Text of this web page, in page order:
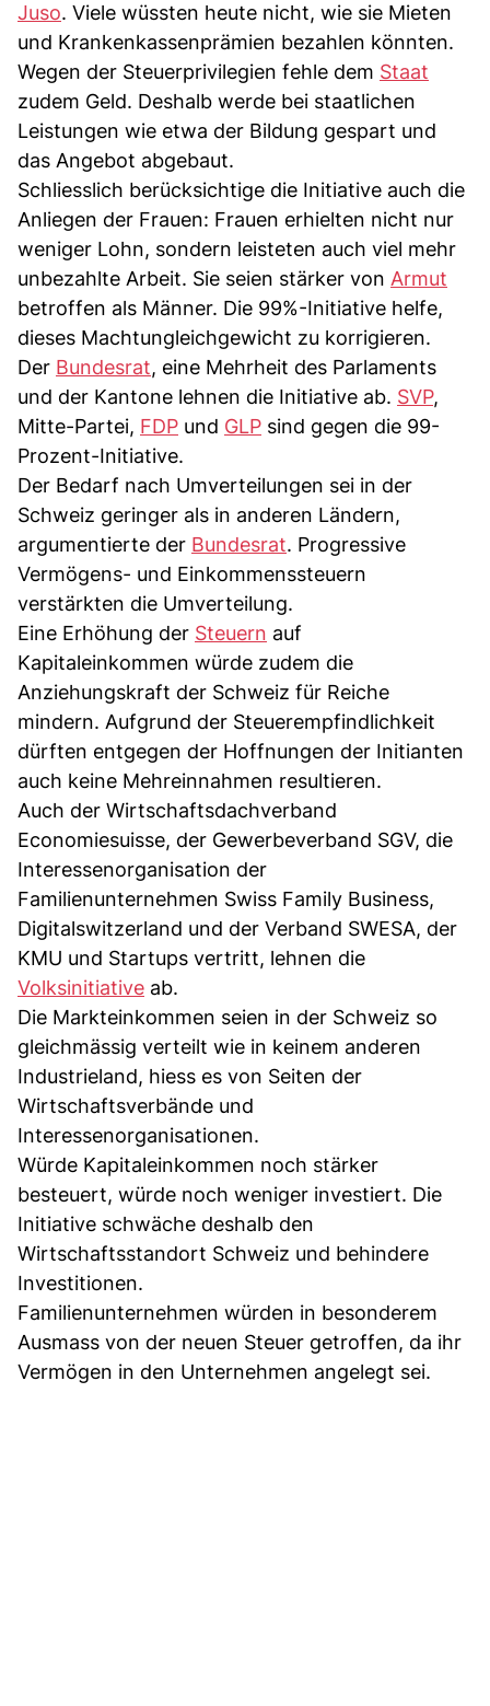
Juso. Viele wüssten heute nicht, wie sie Mieten
und Krankenkassenprämien bezahlen könnten.
Wegen der Steuerprivilegien fehle dem Staat
zudem Geld. Deshalb werde bei staatlichen
Leistungen wie etwa der Bildung gespart und
das Angebot abgebaut.
Schliesslich berücksichtige die Initiative auch die
Anliegen der Frauen: Frauen erhielten nicht nur
weniger Lohn, sondern leisteten auch viel mehr
unbezahlte Arbeit. Sie seien stärker von Armut
betroffen als Männer. Die 99%-Initiative helfe,
dieses Machtungleichgewicht zu korrigieren.
Der Bundesrat, eine Mehrheit des Parlaments
und der Kantone lehnen die Initiative ab. SVP,
Mitte-Partei, FDP und GLP sind gegen die 99-
Prozent-Initiative.
Der Bedarf nach Umverteilungen sei in der
Schweiz geringer als in anderen Ländern,
argumentierte der Bundesrat. Progressive
Vermögens- und Einkommenssteuern
verstärkten die Umverteilung.
Eine Erhöhung der Steuern auf
Kapitaleinkommen würde zudem die
Anziehungskraft der Schweiz für Reiche
mindern. Aufgrund der Steuerempfindlichkeit
dürften entgegen der Hoffnungen der Initianten
auch keine Mehreinnahmen resultieren.
Auch der Wirtschaftsdachverband
Economiesuisse, der Gewerbeverband SGV, die
Interessenorganisation der
Familienunternehmen Swiss Family Business,
Digitalswitzerland und der Verband SWESA, der
KMU und Startups vertritt, lehnen die
Volksinitiative ab.
Die Markteinkommen seien in der Schweiz so
gleichmässig verteilt wie in keinem anderen
Industrieland, hiess es von Seiten der
Wirtschaftsverbände und
Interessenorganisationen.
Würde Kapitaleinkommen noch stärker
besteuert, würde noch weniger investiert. Die
Initiative schwäche deshalb den
Wirtschaftsstandort Schweiz und behindere
Investitionen.
Familienunternehmen würden in besonderem
Ausmass von der neuen Steuer getroffen, da ihr
Vermögen in den Unternehmen angelegt sei.